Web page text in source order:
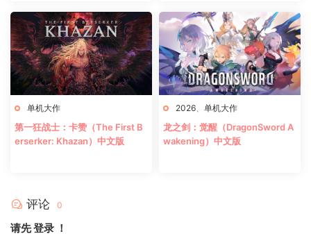
单机大作
第一狂战士：卡赞（The First B
erserker: Khazan）中文版
2026 单机大作
龙之剑：觉醒（DragonSword A
wakening）中文版
评论 0
请先登录 ！